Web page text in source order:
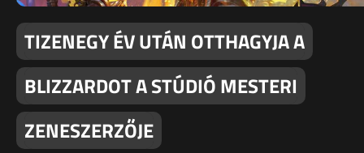
TIZENEGY ÉV UTÁN OTTHAGYJA A
BLIZZARDOT A STÚDIÓ MESTERI
ZENESZERZŐJE